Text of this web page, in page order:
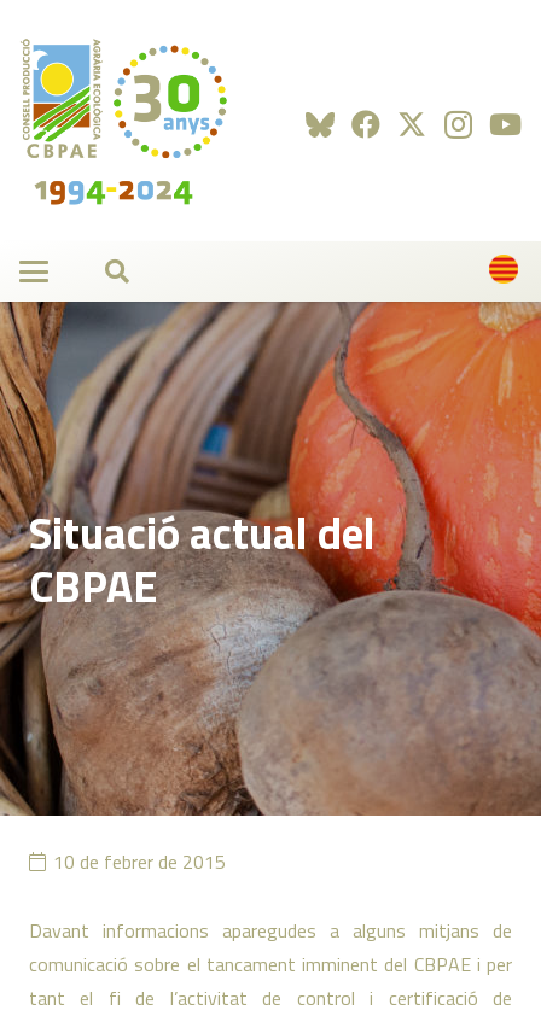
Situació actual del
CBPAE
10 de febrer de 2015
Davant informacions aparegudes a alguns mitjans de
comunicació sobre el tancament imminent del CBPAE i per
tant el fi de l’activitat de control i certificació de